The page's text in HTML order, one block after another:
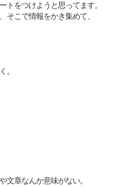
をつけようと思ってます。
こで情報をかき集めて、
。
章なんか意味がない。